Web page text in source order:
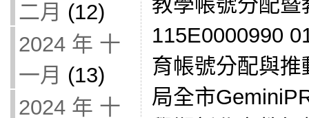
二月 (12)
2024 年 十
一月 (13)
2024 年 十
115E0000990
育帳號分配與
局全市